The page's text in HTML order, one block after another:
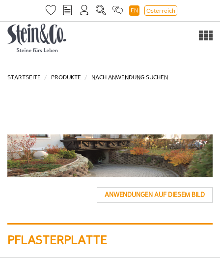
EN Österreich
STARTSEITE PRODUKTE NACH ANWENDUNG SUCHEN
ANWENDUNGEN AUF DIESEM BILD
PFLASTERPLATTE